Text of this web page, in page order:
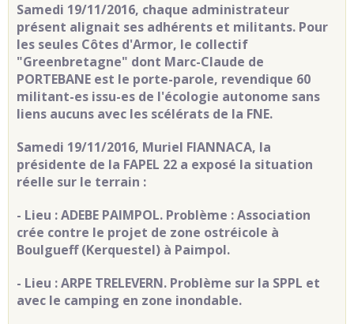
Samedi 19/11/2016, chaque administrateur
présent alignait ses adhérents et militants. Pour
les seules Côtes d'Armor, le collectif
"Greenbretagne" dont Marc-Claude de
PORTEBANE est le porte-parole, revendique 60
militant-es issu-es de l'écologie autonome sans
liens aucuns avec les scélérats de la FNE.
Samedi 19/11/2016, Muriel FIANNACA, la
présidente de la FAPEL 22 a exposé la situation
réelle sur le terrain :
- Lieu : ADEBE PAIMPOL. Problème : Association
crée contre le projet de zone ostréicole à
Boulgueff (Kerquestel) à Paimpol.
- Lieu : ARPE TRELEVERN. Problème sur la SPPL et
avec le camping en zone inondable.